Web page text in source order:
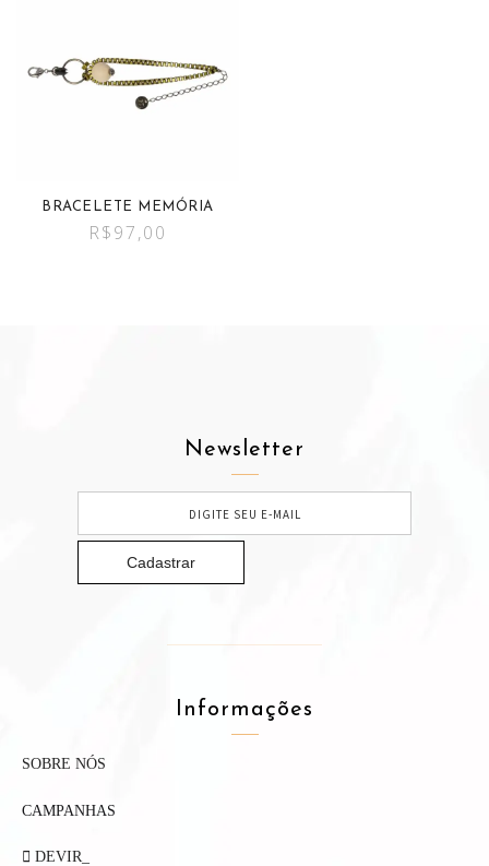
BRACELETE MEMÓRIA
R$97,00
Newsletter
Informações
SOBRE NÓS
CAMPANHAS
DEVIR_